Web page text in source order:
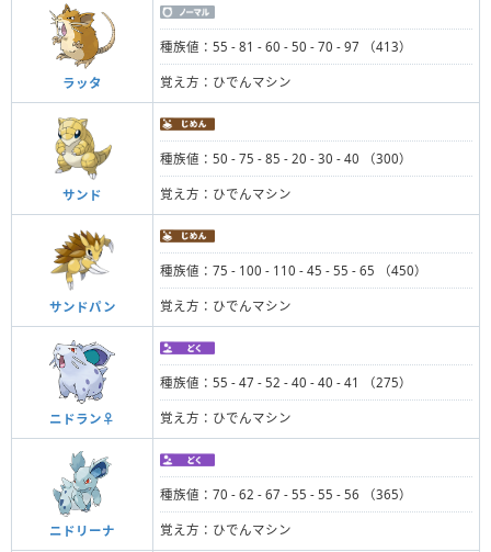
ラッタ
種族値：55 - 81 - 60 - 50 - 70 - 97 （413）
覚え方：ひでんマシン
サンド
種族値：50 - 75 - 85 - 20 - 30 - 40 （300）
覚え方：ひでんマシン
サンドパン
種族値：75 - 100 - 110 - 45 - 55 - 65 （450）
覚え方：ひでんマシン
ニドラン♀
種族値：55 - 47 - 52 - 40 - 40 - 41 （275）
覚え方：ひでんマシン
ニドリーナ
種族値：70 - 62 - 67 - 55 - 55 - 56 （365）
覚え方：ひでんマシン